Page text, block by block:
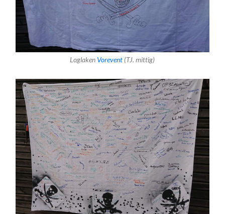
Loglaken Vorevent (TJ. mittig)